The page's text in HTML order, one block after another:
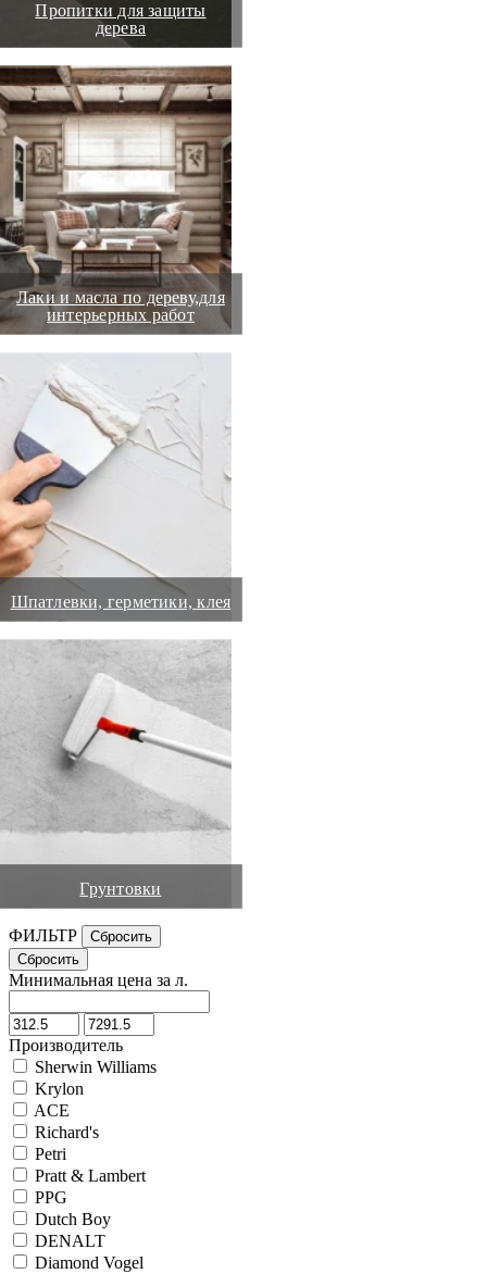
Пропитки для защиты
дерева
Лаки и масла по дереву,для
интерьерных работ
Шпатлевки, герметики, клея
Грунтовки
ФИЛЬТР
Минимальная цена за л.
Производитель
Sherwin Williams
Krylon
ACE
Richard's
Petri
Pratt & Lambert
PPG
Dutch Boy
DENALT
Diamond Vogel